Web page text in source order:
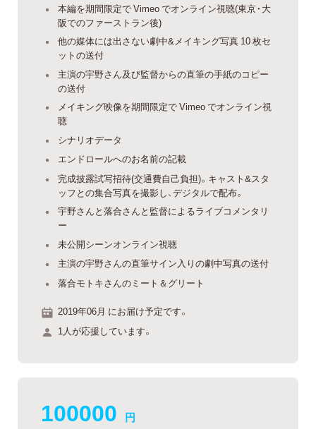
本編を期間限定で Vimeo でオンライン視聴(東京・大
阪でのファーストラン後)
他の媒体には出さない劇中&メイキング写真 10 枚セ
ットの送付
主演の宇野さん及び監督からの直筆の手紙のコピー
の送付
メイキング映像を期間限定で Vimeo でオンライン視
聴
シナリオデータ
エンドロールへのお名前の記載
完成披露試写招待(交通費自己負担)。キャスト&スタ
ッフとの集合写真を撮影し、デジタルで配布。
宇野さんと落合さんと監督によるライブコメンタリ
ー
未公開シーンオンライン視聴
主演の宇野さんの直筆サイン入りの劇中写真の送付
落合モトキさんのミート＆グリート
2019年06月 にお届け予定です。
1人が応援しています。
100000 円